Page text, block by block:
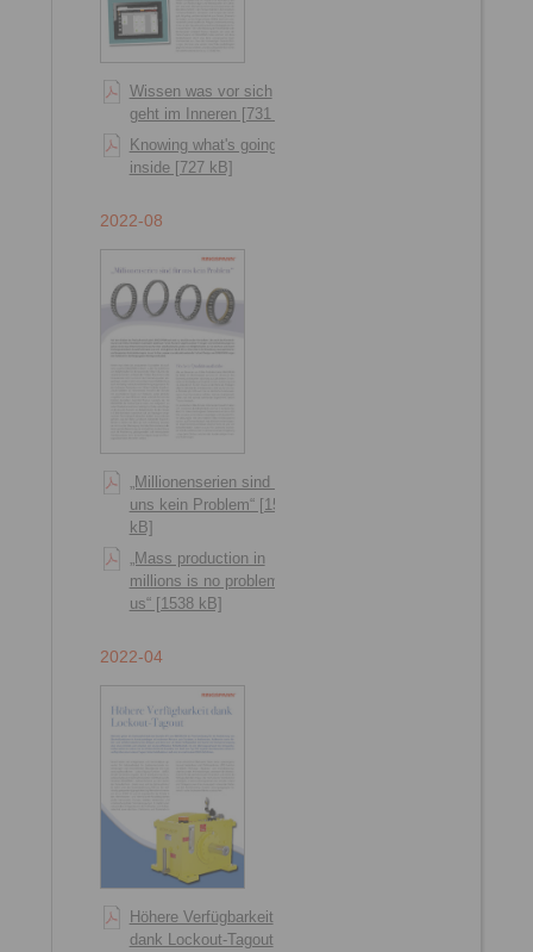
Wissen was vor sich
geht im Inneren [731 kB]
Knowing what's going on
inside [727 kB]
2022-08
„Millionenserien sind für
uns kein Problem“ [1551
kB]
„Mass production in
millions is no problem for
us“ [1538 kB]
2022-04
Höhere Verfügbarkeit
dank Lockout-Tagout